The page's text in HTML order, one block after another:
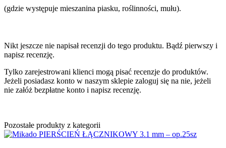
(gdzie występuje mieszanina piasku, roślinności, mułu).
Nikt jeszcze nie napisał recenzji do tego produktu. Bądź pierwszy i
napisz recenzję.
Tylko zarejestrowani klienci mogą pisać recenzje do produktów.
Jeżeli posiadasz konto w naszym sklepie zaloguj się na nie, jeżeli
nie załóż bezpłatne konto i napisz recenzję.
Pozostałe produkty z kategorii